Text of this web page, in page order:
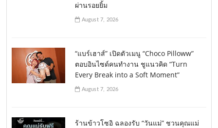
ผ่านรอยยิ้ม
August 7, 2026
“แบร์เฮาส์” เปิดตัวเมนู “Choco Pilloww”
ตอบอินไซด์คนทำงาน ชูแนวคิด “Turn
Every Break into a Soft Moment”
August 7, 2026
ร้านข้าวโซอิ ฉลองรับ “วันแม่” ชวนคุณแม่